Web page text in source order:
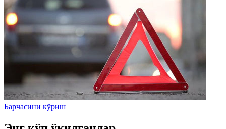
Барчасини кўриш